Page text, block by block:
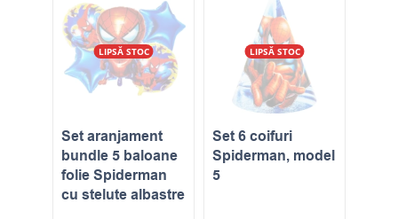
LIPSĂ STOC
Set aranjament
bundle 5 baloane
folie Spiderman
cu stelute albastre
LIPSĂ STOC
Set 6 coifuri
Spiderman, model
5